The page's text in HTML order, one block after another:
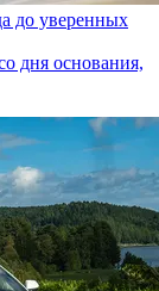
до уверенных
дня основания,